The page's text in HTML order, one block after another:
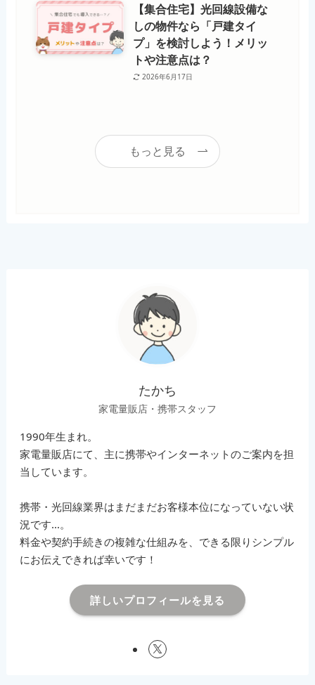
【集合住宅】光回線設備な
しの物件なら「戸建タイ
プ」を検討しよう！メリッ
トや注意点は？
2026年6月17日
もっと見る
たかち
家電量販店・携帯スタッフ
1990年生まれ。
家電量販店にて、主に携帯やインターネットのご案内を担
当しています。
携帯・光回線業界はまだまだお客様本位になっていない状
況です…。
料金や契約手続きの複雑な仕組みを、できる限りシンプル
にお伝えできれば幸いです！
詳しいプロフィールを見る